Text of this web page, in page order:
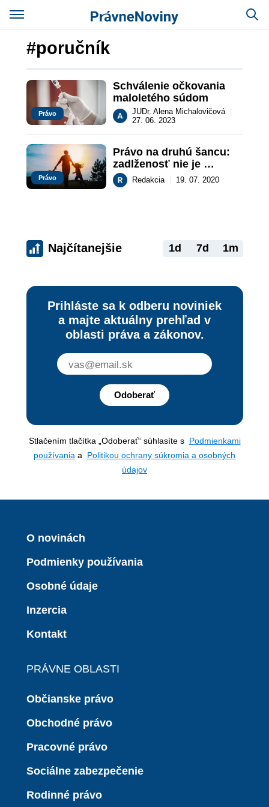
#poručník
Právo
Schválenie očkovania
maloletého súdom
JUDr. Alena Michalovičová
27. 06. 2023
Právo
Právo na druhú šancu:
zadlženosť nie je
dôvodom na
nevymenovanie osoby
Redakcia 19. 07. 2020
Najčítanejšie 1d 7d 1m
Prihláste sa k odberu noviniek
a majte aktuálny prehľad v
oblasti práva a zákonov.
Odoberať
Stlačením tlačítka „Odoberať“ súhlasíte s Podmienkami
používania a Politikou ochrany súkromia a osobných
údajov
O novinách
Podmienky používania
Osobné údaje
Inzercia
Kontakt
PRÁVNE OBLASTI
Občianske právo
Obchodné právo
Pracovné právo
Sociálne zabezpečenie
Rodinné právo